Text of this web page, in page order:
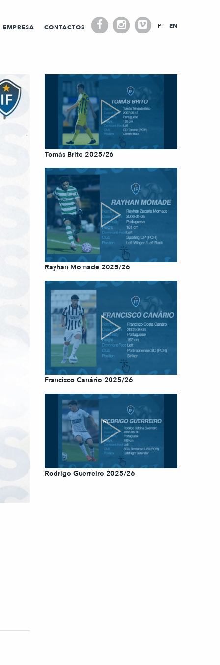
EMPRESA CONTACTOS PT EN
Tomás Brito 2025/26
Rayhan Momade 2025/26
Francisco Canário 2025/26
Rodrigo Guerreiro 2025/26